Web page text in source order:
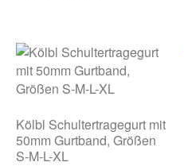
Kölbl Schultertragegurt mit
50mm Gurtband, Größen
S-M-L-XL